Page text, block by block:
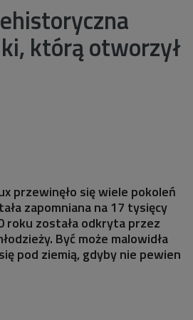
którą otworzył
przewinęło się wiele pokoleń
zapomniana na 17 tysięcy
roku została odkryta przez
Być może malowidła
pod ziemią, gdyby nie pewien